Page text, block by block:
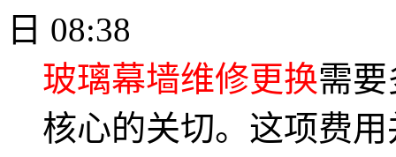
日 08:38
玻璃幕墙维修更换需
核心的关切。这项费